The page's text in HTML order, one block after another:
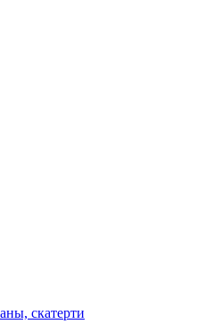
скатерти